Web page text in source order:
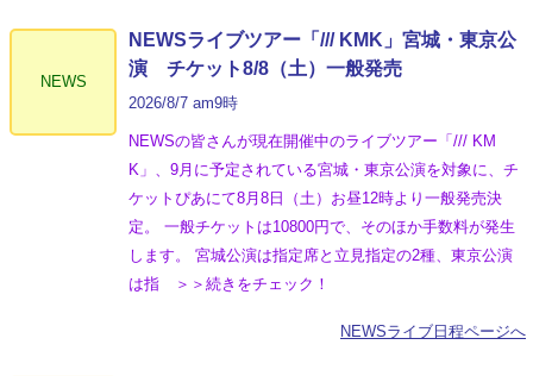
NEWS
NEWSライブツアー「/// KMK」宮城・東京公
演 チケット8/8（土）一般発売
2026/8/7 am9時
NEWSの皆さんが現在開催中のライブツアー「/// KM
K」、9月に予定されている宮城・東京公演を対象に、チ
ケットぴあにて8月8日（土）お昼12時より一般発売決
定。 一般チケットは10800円で、そのほか手数料が発生
します。 宮城公演は指定席と立見指定の2種、東京公演
は指 ＞＞続きをチェック！
NEWSライブ日程ページへ